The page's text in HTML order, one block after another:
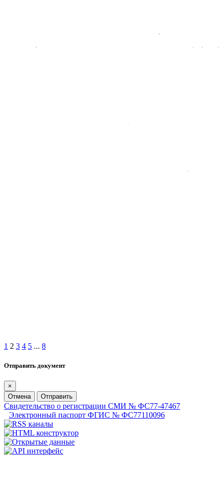
1 2 3 4 5 ... 8
Отправить документ
×
Отмена
Отправить
Свидетельство о регистрации СМИ № ФС77-47467
Электронный паспорт ФГИС № ФС77110096